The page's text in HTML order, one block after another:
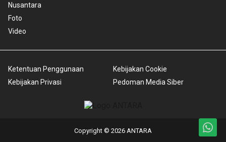
Nusantara
Foto
Video
Ketentuan Penggunaan
Kebijakan Privasi
Kebijakan Cookie
Pedoman Media Siber
Copyright © 2026 ANTARA